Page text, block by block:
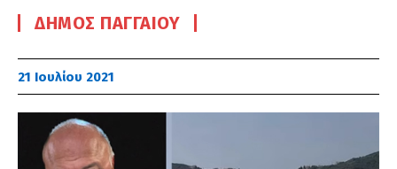
ΔΉΜΟΣ ΠΑΓΓΑΊΟΥ
21 Ιουλίου 2021